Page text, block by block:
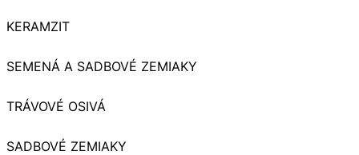
KERAMZIT
SEMENÁ A SADBOVÉ ZEMIAKY
TRÁVOVÉ OSIVÁ
SADBOVÉ ZEMIAKY